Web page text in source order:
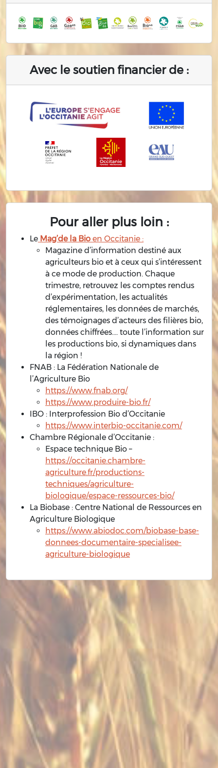
Avec le soutien financier de :
Pour aller plus loin :
Le Mag’de la Bio en Occitanie :
Magazine d’information destiné aux
agriculteurs bio et à ceux qui s’intéressent
à ce mode de production. Chaque
trimestre, retrouvez les comptes rendus
d’expérimentation, les actualités
réglementaires, les données de marchés,
des témoignages d’acteurs des filières bio,
données chiffrées…. toute l’information sur
les productions bio, si dynamiques dans
la région !
FNAB : La Fédération Nationale de
l’Agriculture Bio
https://www.fnab.org/
https://www.produire-bio.fr/
IBO : Interprofession Bio d’Occitanie
https://www.interbio-occitanie.com/
Chambre Régionale d’Occitanie :
Espace technique Bio –
https://occitanie.chambre-
agriculture.fr/productions-
techniques/agriculture-
biologique/espace-ressources-bio/
La Biobase : Centre National de Ressources en
Agriculture Biologique
https://www.abiodoc.com/biobase-base-
donnees-documentaire-specialisee-
agriculture-biologique